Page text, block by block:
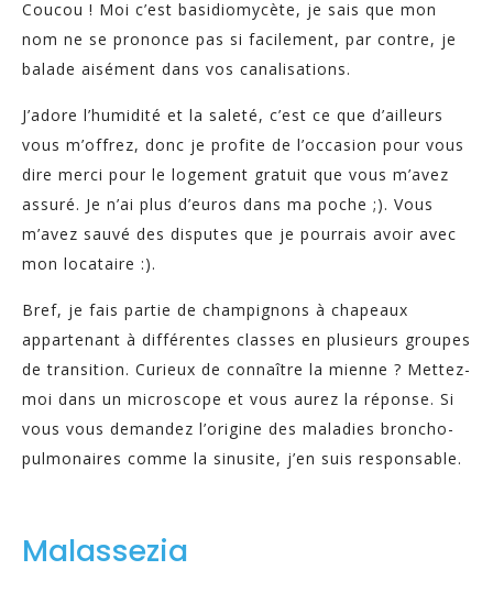
Coucou ! Moi c’est basidiomycète, je sais que mon
nom ne se prononce pas si facilement, par contre, je
balade aisément dans vos canalisations.
J’adore l’humidité et la saleté, c’est ce que d’ailleurs
vous m’offrez, donc je profite de l’occasion pour vous
dire merci pour le logement gratuit que vous m’avez
assuré. Je n’ai plus d’euros dans ma poche ;). Vous
m’avez sauvé des disputes que je pourrais avoir avec
mon locataire :).
Bref, je fais partie de champignons à chapeaux
appartenant à différentes classes en plusieurs groupes
de transition. Curieux de connaître la mienne ? Mettez-
moi dans un microscope et vous aurez la réponse. Si
vous vous demandez l’origine des maladies broncho-
pulmonaires comme la sinusite, j’en suis responsable.
Malassezia